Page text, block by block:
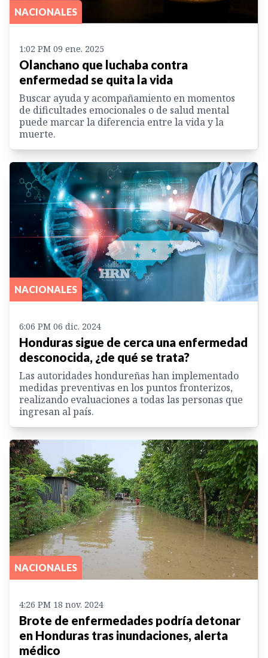
NACIONALES
1:02 PM 09 ene. 2025
Olanchano que luchaba contra
enfermedad se quita la vida
Buscar ayuda y acompañamiento en momentos
de dificultades emocionales o de salud mental
puede marcar la diferencia entre la vida y la
muerte.
NACIONALES
6:06 PM 06 dic. 2024
Honduras sigue de cerca una enfermedad
desconocida, ¿de qué se trata?
Las autoridades hondureñas han implementado
medidas preventivas en los puntos fronterizos,
realizando evaluaciones a todas las personas que
ingresan al país.
NACIONALES
4:26 PM 18 nov. 2024
Brote de enfermedades podría detonar
en Honduras tras inundaciones, alerta
médico